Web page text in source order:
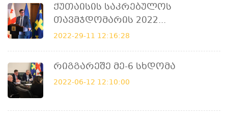
Ქუთაისის Საკრებულოს
Თავმჯდომარის 2022...
2022-29-11 12:16:28
Რიგგარეშე Მე-6 Სხდომა
2022-06-12 12:10:00